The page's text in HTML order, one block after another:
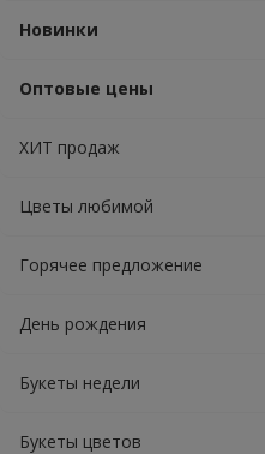
Новинки
Оптовые цены
ХИТ продаж
Цветы любимой
Горячее предложение
День рождения
Букеты недели
Букеты цветов